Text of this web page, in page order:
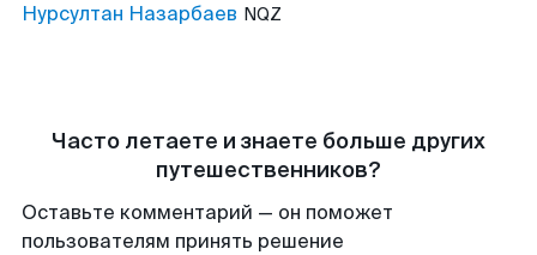
Нурсултан Назарбаев NQZ
Часто летаете и знаете больше других
путешественников?
Оставьте комментарий — он поможет
пользователям принять решение